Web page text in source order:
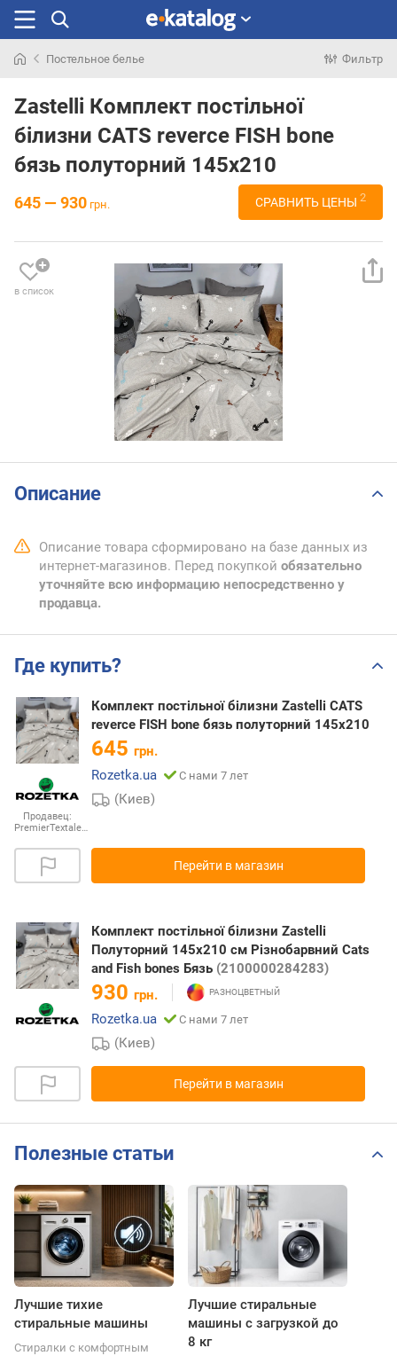
раньше
Постельное белье Фильтр
Zastelli Комплект постільної
білизни CATS reverce FISH bone
бязь полуторний 145х210
645 — 930 грн. СРАВНИТЬ ЦЕНЫ 2
в список
Описание
Описание товара сформировано на базе данных из
интернет-магазинов. Перед покупкой обязательно
уточняйте всю информацию непосредственно у
продавца.
Где купить?
Продавец:
PremierTextale…
Комплект постільної білизни Zastelli CATS
reverce FISH bone бязь полуторний 145х210
645 грн.
Rozetka.ua
С нами 7 лет
(Киев)
Перейти в магазин
Комплект постільної білизни Zastelli
Полуторний 145х210 см Різнобарвний Cats
and Fish bones Бязь (2100000284283)
930 грн.
Rozetka.ua
С нами 7 лет
(Киев)
Перейти в магазин
Полезные статьи
Лучшие тихие
стиральные машины
Стиралки с комфортным
Лучшие стиральные
машины с загрузкой до
8 кг